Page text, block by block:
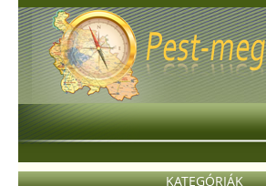
KATEGÓRIÁK